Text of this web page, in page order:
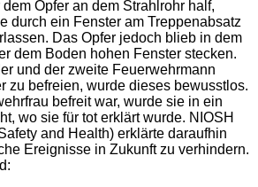
Opfer an dem Strahlrohr half,
durch ein Fenster am Treppenabsatz
Das Opfer jedoch blieb in dem
dem Boden hohen Fenster stecken.
und der zweite Feuerwehrmann
zu befreien, wurde dieses bewusstlos.
befreit war, wurde sie in ein
wo sie für tot erklärt wurde. NIOSH
and Health) erklärte daraufhin
Ereignisse in Zukunft zu verhindern.